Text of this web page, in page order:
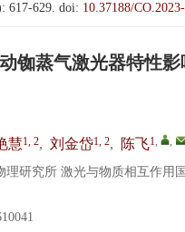
617-629. doi: 10.37188/
铷蒸气激光器特性影
慧1, 2, 刘金岱1, 2, 陈飞1, ,
研究所 激光与物质相互作用